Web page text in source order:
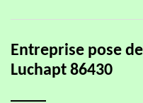
Entreprise pose
Luchapt 86430